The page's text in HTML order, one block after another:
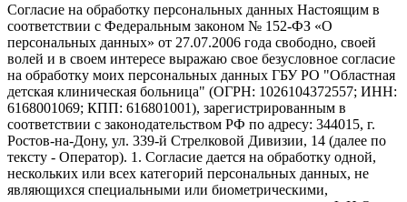
Согласие на обработку персональных данных Настоящим в
соответствии с Федеральным законом № 152-ФЗ «О
персональных данных» от 27.07.2006 года свободно, своей
волей и в своем интересе выражаю свое безусловное согласие
на обработку моих персональных данных ГБУ РО "Областная
детская клиническая больница" (ОГРН: 1026104372557; ИНН:
6168001069; КПП: 616801001), зарегистрированным в
соответствии с законодательством РФ по адресу: 344015, г.
Ростов-на-Дону, ул. 339-й Стрелковой Дивизии, 14 (далее по
тексту - Оператор). 1. Согласие дается на обработку одной,
нескольких или всех категорий персональных данных, не
являющихся специальными или биометрическими,